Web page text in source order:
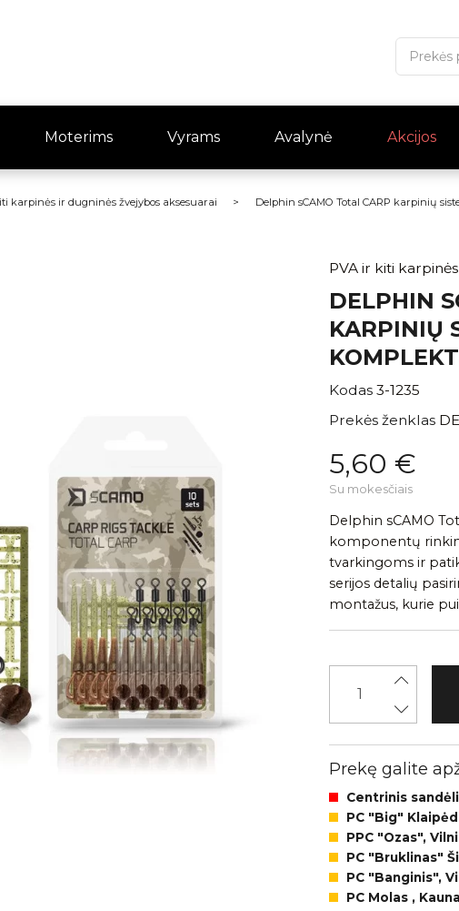
Moterims Vyrams Avalynė Akcijos
karpinės ir dugninės žvejybos aksesuarai Delphin sCAMO Total CARP karpinių
PVA ir kiti
DELPHIN
KARPINIŲ
Kodas 3-1235
Prekės ženklas
5,60 €
Su mokesčiais
Delphin sCAMO
komponentų
tvarkingoms ir
serijos detalių
montažus, kurie
Prekę galite
Centrinis
PC "Big"
PPC "Ozas",
PC "Bruklinas"
PC "Banginis",
PC Molas ,